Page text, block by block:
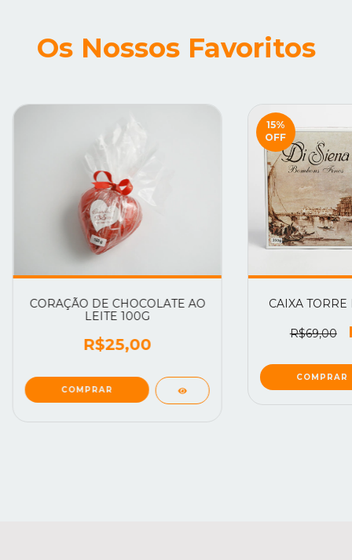
Os Nossos Favoritos
CORAÇÃO DE CHOCOLATE AO
LEITE 100G
R$25,00
15%
OFF
CAIXA
R$69,00
COMPRAR